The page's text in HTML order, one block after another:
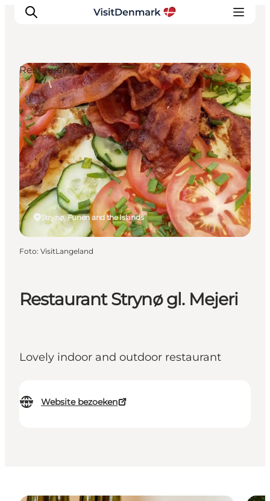
Inspiratie
Bestemmingen
Wat te doen
Accommodaties
Plan je reis
Restaurant Strynø gl. Mejeri
Lovely indoor and outdoor restaurant
Website bezoeken
Strynø, Funen and the Islands
Restaurants
Foto: VisitLangeland